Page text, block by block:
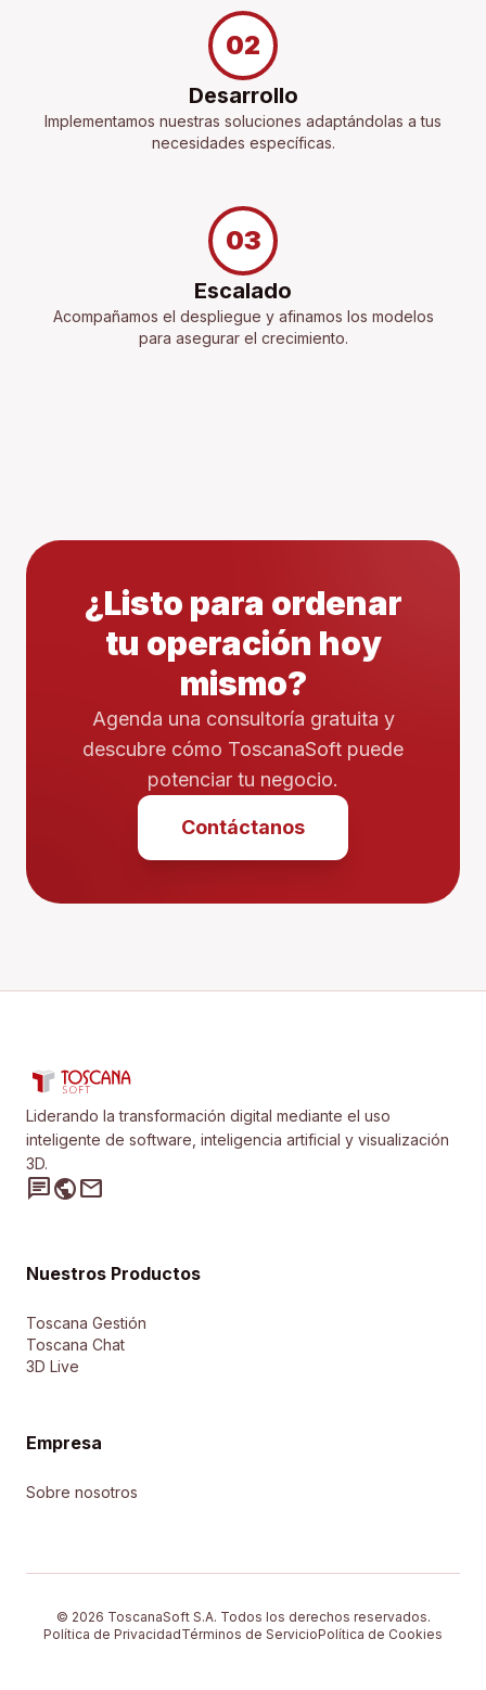
02
Desarrollo
Implementamos nuestras soluciones adaptándolas a tus
necesidades específicas.
03
Escalado
Acompañamos el despliegue y afinamos los modelos
para asegurar el crecimiento.
¿Listo para ordenar
tu operación hoy
mismo?
Agenda una consultoría gratuita y
descubre cómo ToscanaSoft puede
potenciar tu negocio.
Contáctanos
Liderando la transformación digital mediante el uso
inteligente de software, inteligencia artificial y visualización
3D.
chatpublicmail
Nuestros Productos
Toscana Gestión
Toscana Chat
3D Live
Empresa
Sobre nosotros
© 2026 ToscanaSoft S.A. Todos los derechos reservados.
Política de PrivacidadTérminos de ServicioPolítica de Cookies